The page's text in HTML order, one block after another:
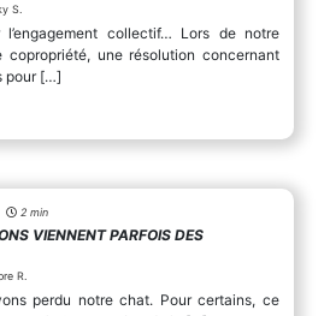
S.
collectif… Lors de notre
copropriété, une résolution concernant
pour […]
2 min
VIENNENT PARFOIS DES
R.
perdu notre chat. Pour certains, ce